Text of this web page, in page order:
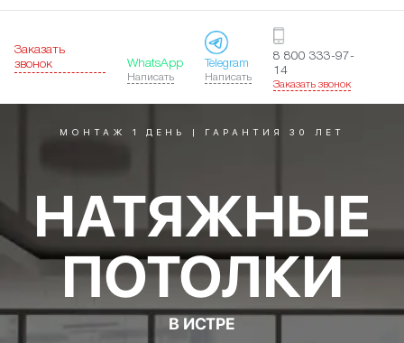
Заказать
звонок
WhatsApp
Написать
Telegram
Написать
8 800 333-97-
14
Заказать звонок
МОНТАЖ 1 ДЕНЬ | ГАРАНТИЯ 30 ЛЕТ
НАТЯЖНЫЕ
ПОТОЛКИ
В ИСТРЕ